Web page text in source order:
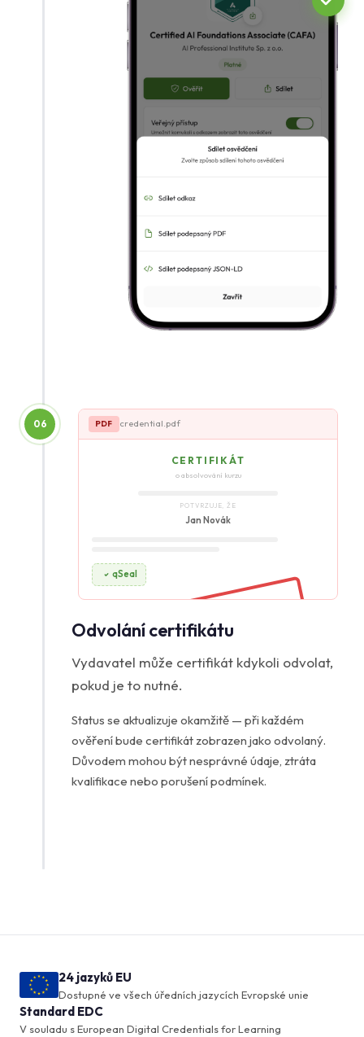
PDF credential.pdf
CERTIFIKÁT
o absolvování kurzu
POTVRZUJE, ŽE
Jan Novák
qSeal
ODVOLÁNO
06
Odvolání certifikátu
Vydavatel může certifikát kdykoli odvolat,
pokud je to nutné.
Status se aktualizuje okamžitě — při každém
ověření bude certifikát zobrazen jako odvolaný.
Důvodem mohou být nesprávné údaje, ztráta
kvalifikace nebo porušení podmínek.
24 jazyků EU
Dostupné ve všech úředních jazycích Evropské unie
Standard EDC
V souladu s European Digital Credentials for Learning